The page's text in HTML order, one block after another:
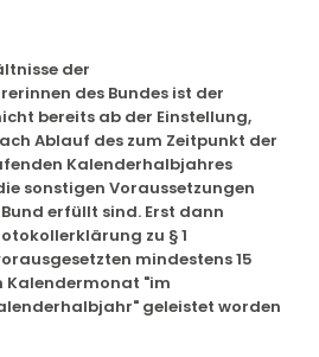
der
des Bundes ist der
bereits ab der Einstellung,
Ablauf des zum Zeitpunkt der
Kalenderhalbjahres
sonstigen Voraussetzungen
erfüllt sind. Erst dann
zu § 1
mindestens 15
Kalendermonat "im
geleistet worden